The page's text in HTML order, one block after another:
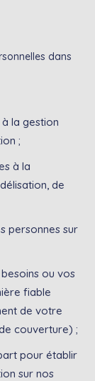
dans
la gestion
;
à la
de
personnes sur
ou vos
fiable
de votre
couverture) ;
pour établir
sur nos